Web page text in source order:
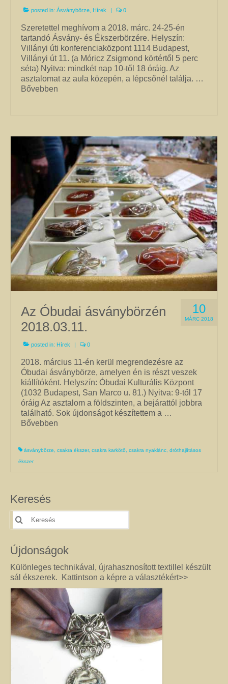
nőknek.
Fantázia ékszer
Ezen az oldalon olyan különleges és divatos ékszereket talál, amelyeket csak
részben én készítettem. Úgy vélem, helyük van a Harmónia Ékszerek
világában, mivel ezek is az egyéniség szépségét emelik ki. Nagy gonddal
válogattam ki azokat az ékszereket, amelyek megfelelnek ennek a magas
minőségi és esztétikai követelménynek. Ezeket az ékszereket azoknak
ajánlom, akik nem ragaszkodnak az ásványokhoz, féldrágakövekhez, illetve
Egyedi ékszer
Igény szerinti átalakítás – INGYENES
Rendelésre készült egyedi ékszer
Egyedi kőbefoglalás rendelésre
Csillagjegyes babalánc rendelésre
Jó tanácsok babalánchoz
Virág ékszer
A szobai növények, kaktuszok a lakás díszei, de sajnos nem vagy csak ritkán
egyedibbé varázsolhatja virágait. Ezeket a díszeket ásvány, féldrágakő,
kristály felhasználásával, dróthajlításos technikával készítettem, és
garantáltan nincs két egyforma közöttük. Ha cserepes növényt ajándékoz
ismerősének, személyesebbé teheti Virág ékszerrel.
posted in: Ásványbörze Hírek | 0
Szeretettel meghívom a 2018. márc. 24-25-én
tartandó Ásvány- és Ékszerbörzére. Helyszín:
Villányi úti konferenciaközpont 1114 Budapest,
Villányi út 11. (a Móricz Zsigmond körtértől 5 perc
séta) Nyitva: mindkét nap 10-től 18 óráig. Az
asztalomat az aula közepén, a lépcsőnél találja. …
Bővebben
10
MÁRC 2018
Az Óbudai ásványbörzén
2018.03.11.
posted in: Hírek | 0
2018. március 11-én kerül megrendezésre az
Óbudai ásványbörze, amelyen én is részt veszek
kiállítóként. Helyszín: Óbudai Kulturális Központ
(1032 Budapest, San Marco u. 81.) Nyitva: 9-től 17
óráig Az asztalom a földszinten, a bejárattól jobbra
található. Sok újdonságot készítettem a …
Bővebben
ásványbörze csakra ékszer, csakra karkötő csakra nyaklánc dróthajlításos
ékszer
Keresés
Keresés
erre:
Újdonságok
Különleges technikával, újrahasznosított textillel készült
sál ékszerek. Kattintson a képre a választékért>>